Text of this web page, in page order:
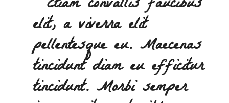
elit, a viverra elit
pellentesque eu. Maecenas
tincidunt diam eu efficitur
tincidunt. Morbi semper